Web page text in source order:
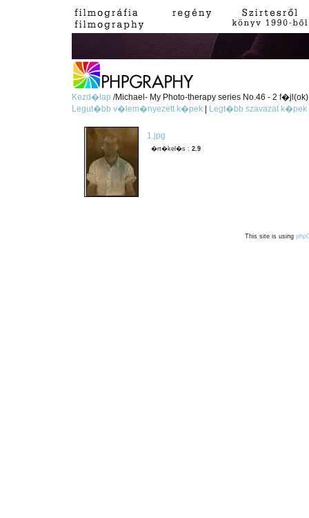
Kezd�lap/Michael- My Photo-therapy series No.46 - 2 f�jl(ok)
Legut�bb v�lem�nyezett k�pek
Legt�bb szavazat k�pek
1.jpg
�rt�kel�s :2.9
This site is using